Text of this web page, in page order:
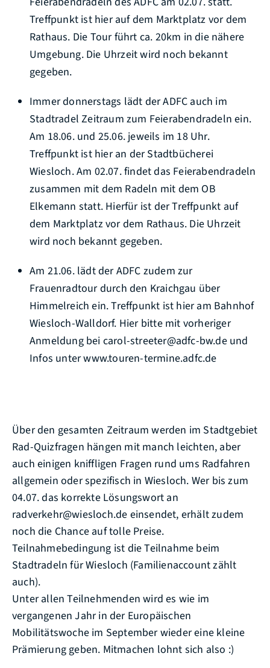
Treffpunkt ist hier auf dem Marktplatz vor dem
Rathaus. Die Tour führt ca. 20km in die nähere
Umgebung. Die Uhrzeit wird noch bekannt
gegeben.
Immer donnerstags lädt der ADFC auch im
Stadtradel Zeitraum zum Feierabendradeln ein.
Am 18.06. und 25.06. jeweils im 18 Uhr.
Treffpunkt ist hier an der Stadtbücherei
Wiesloch. Am 02.07. findet das Feierabendradeln
zusammen mit dem Radeln mit dem OB
Elkemann statt. Hierfür ist der Treffpunkt auf
dem Marktplatz vor dem Rathaus. Die Uhrzeit
wird noch bekannt gegeben.
Am 21.06. lädt der ADFC zudem zur
Frauenradtour durch den Kraichgau über
Himmelreich ein. Treffpunkt ist hier am Bahnhof
Wiesloch-Walldorf. Hier bitte mit vorheriger
Anmeldung bei carol-streeter@adfc-bw.de und
Infos unter www.touren-termine.adfc.de
Über den gesamten Zeitraum werden im Stadtgebiet
Rad-Quizfragen hängen mit manch leichten, aber
auch einigen kniffligen Fragen rund ums Radfahren
allgemein oder spezifisch in Wiesloch. Wer bis zum
04.07. das korrekte Lösungswort an
radverkehr@wiesloch.de einsendet, erhält zudem
noch die Chance auf tolle Preise.
Teilnahmebedingung ist die Teilnahme beim
Stadtradeln für Wiesloch (Familienaccount zählt
auch).
Unter allen Teilnehmenden wird es wie im
vergangenen Jahr in der Europäischen
Mobilitätswoche im September wieder eine kleine
Prämierung geben. Mitmachen lohnt sich also :)